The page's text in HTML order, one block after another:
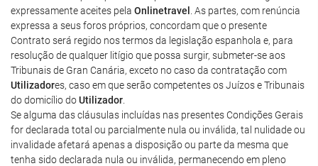
expressamente aceites pela Onlinetravel
. As partes, com renúncia
expressa a seus foros próprios, concordam que o presente
Contrato será regido nos termos da legislação espanhola e, para
resolução de qualquer litígio que possa surgir, submeter-se aos
Tribunais de Gran Canária, exceto no caso da contratação com
Utilizadores, caso em que serão competentes os Juízos e Tribunais
do domicílio doUtilizador
Se alguma das cláusulas incluídas nas presentes Condições Gerais
for declarada total ou parcialmente nula ou inválida, tal nulidade ou
invalidade afetará apenas a disposição ou parte da mesma que
tenha sido declarada nula ou inválida, permanecendo em pleno